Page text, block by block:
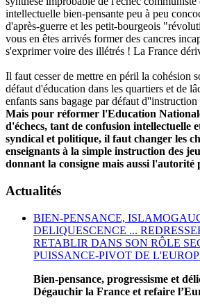
intellectuelle bien-pensante peu à peu
d'après-guerre et les petit-bourgeois
vous en êtes arrivés former des cancres
s'exprimer voire des illétrés ! La France
Il faut cesser de mettre en péril la cohésion
défaut d'éducation dans les quartiers et de
enfants sans bagage par défaut d''instruction
Mais pour réformer l'Education
d'échecs, tant de confusion intellectuelle
syndical et politique, il faut changer les
enseignants à la simple instruction des
donnant la consigne mais aussi l'autorité
Actualités
BIEN-PENSANCE,
DELIQUESCENCE ...
RETABLIR DANS SON RÔLE
PUISSANCE-PIVOT DE
Bien-pensance, progressisme et
Dégauchir la France et refaire